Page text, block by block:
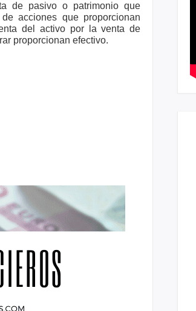
de pasivo o patrimonio que
deacciones que proporcionan
del activo por la venta de
proporcionan efectivo.